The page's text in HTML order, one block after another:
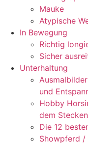
Mauke
Atypische
In Bewegung
Richtig
Sicher
Unterhaltung
und
Hobby
dem
Die 12
Showpferd /